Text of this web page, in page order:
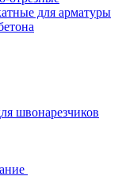
для арматуры
швонарезчиков